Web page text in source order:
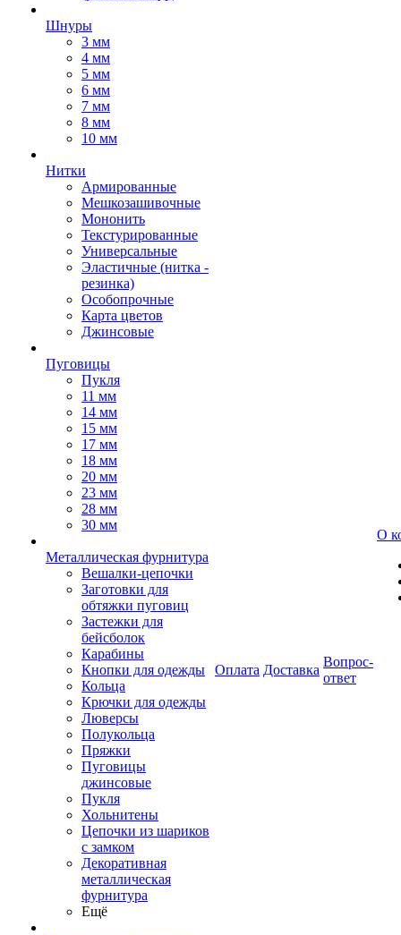
Шнуры
3 мм
4 мм
5 мм
6 мм
7 мм
8 мм
10 мм
Нитки
Армированные
Мешкозашивочные
Мононить
Текстурированные
Универсальные
Эластичные (нитка -
резинка)
Особопрочные
Карта цветов
Джинсовые
Пуговицы
Пукля
11 мм
14 мм
15 мм
17 мм
18 мм
20 мм
23 мм
28 мм
30 мм
Металлическая фурнитура
Вешалки-цепочки
Заготовки для
обтяжки пуговиц
Застежки для
бейсболок
Карабины
Кнопки для одежды
Кольца
Крючки для одежды
Люверсы
Полукольца
Пряжки
Пуговицы
джинсовые
Пукля
Хольнитены
Цепочки из шариков
с замком
Декоративная
металлическая
фурнитура
Ещё
Оплата Доставка
Вопрос-
ответ
О